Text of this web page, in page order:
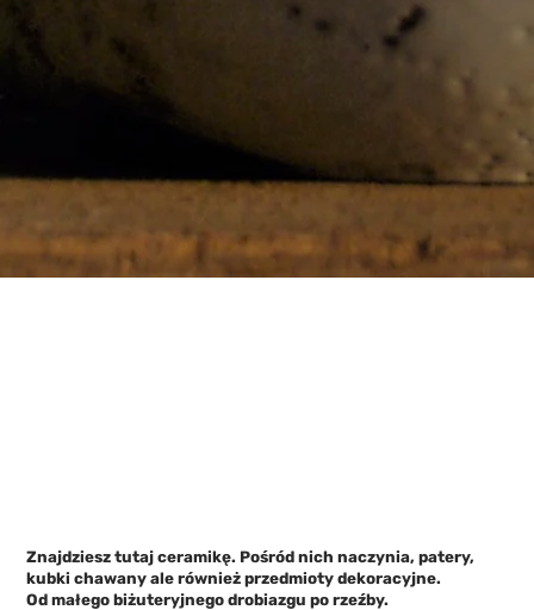
Znajdziesz tutaj ceramikę. Pośród nich naczynia, patery,
kubki chawany ale również przedmioty dekoracyjne.
Od małego biżuteryjnego drobiazgu po rzeźby.